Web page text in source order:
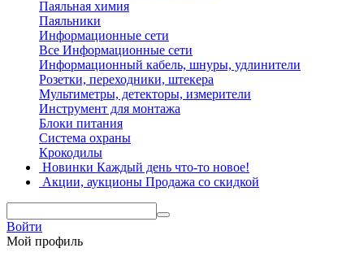
Паяльная химия
Паяльники
Информационные сети
Все Информационные сети
Информационный кабель, шнуры, удлинители
Розетки, переходники, штекера
Мультиметры, детекторы, измерители
Инструмент для монтажа
Блоки питания
Система охраны
Крокодилы
Новинки Каждый день что-то новое!
Акции, аукционы Продажа со скидкой
Войти
Мой профиль